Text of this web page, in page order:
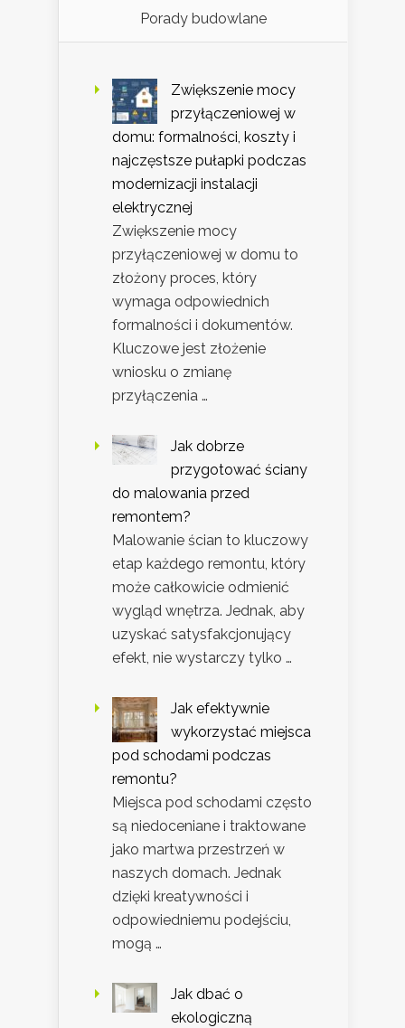
Porady budowlane
Zwiększenie mocy
przyłączeniowej w
domu: formalności, koszty i
najczęstsze pułapki podczas
modernizacji instalacji
elektrycznej
Zwiększenie mocy
przyłączeniowej w domu to
złożony proces, który
wymaga odpowiednich
formalności i dokumentów.
Kluczowe jest złożenie
wniosku o zmianę
przyłączenia …
Jak dobrze
przygotować ściany
do malowania przed
remontem?
Malowanie ścian to kluczowy
etap każdego remontu, który
może całkowicie odmienić
wygląd wnętrza. Jednak, aby
uzyskać satysfakcjonujący
efekt, nie wystarczy tylko …
Jak efektywnie
wykorzystać miejsca
pod schodami podczas
remontu?
Miejsca pod schodami często
są niedoceniane i traktowane
jako martwa przestrzeń w
naszych domach. Jednak
dzięki kreatywności i
odpowiedniemu podejściu,
mogą …
Jak dbać o
ekologiczną